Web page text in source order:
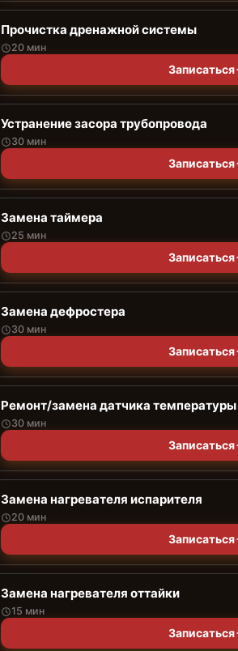
Прочистка дренажной системы
20 мин
Записаться
Устранение засора трубопровода
30 мин
Записаться
Замена таймера
25 мин
Записаться
Замена дефростера
30 мин
Записаться
Ремонт/замена датчика температуры
30 мин
Записаться
Замена нагревателя испарителя
20 мин
Записаться
Замена нагревателя оттайки
15 мин
Записаться